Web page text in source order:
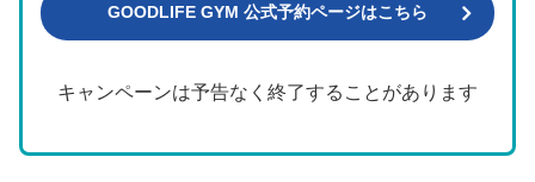
GOODLIFE GYM 公式予約ページはこちら
キャンペーンは予告なく終了することがあります